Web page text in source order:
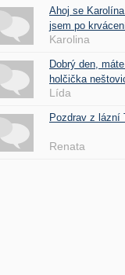
Ahoj se
jsem po
Karolina
Dobrý den,
holčička
Lída
Pozdrav z lázní
Renata